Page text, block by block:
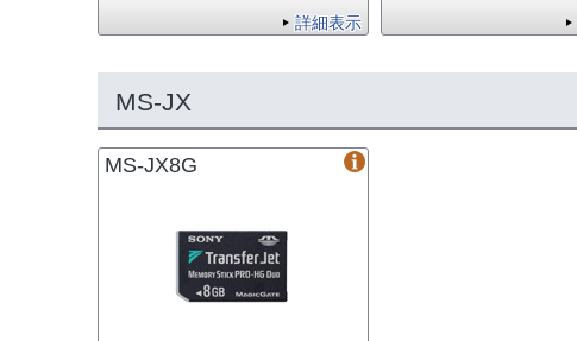
詳細表示
MS-JX
MS-JX8G